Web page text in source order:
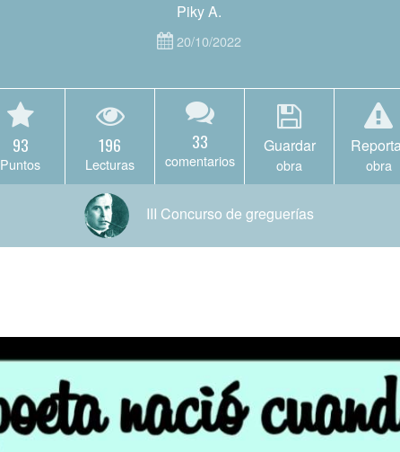
Piky A.
20/10/2022
93
Puntos
196
Lecturas
33
comentarios
Guardar
obra obra
III Concurso de greguerías